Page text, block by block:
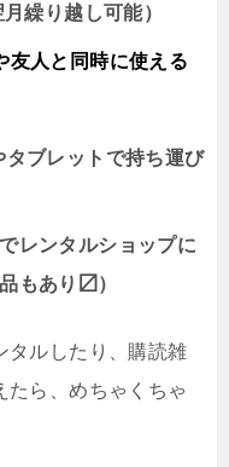
繰り越し可能）
友人と同時に使える
ブレットで持ち運び
レンタルショップに
もあり〼）
タルしたり、購読雑
たら、めちゃくちゃ